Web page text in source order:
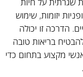
יזומות, שימוש
הדרכה זו יכולה
בריאות טובה
מקצוע בתחום כדי